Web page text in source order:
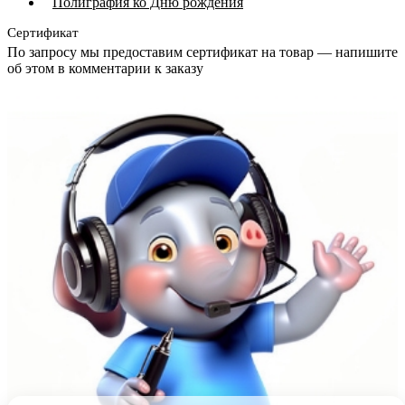
Сертификат
По запросу мы предоставим сертификат на товар — напишите
об этом в комментарии к заказу